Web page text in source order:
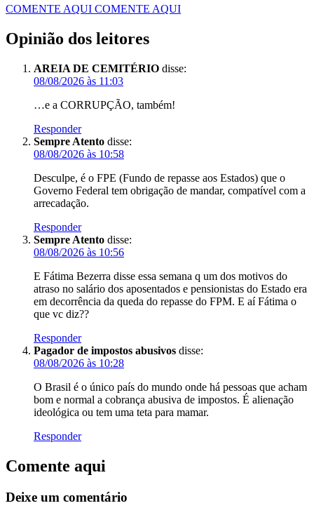
COMENTE AQUI COMENTE AQUI
Opinião dos leitores
AREIA DE CEMITÉRIO disse:
08/08/2026 às 11:03
…e a CORRUPÇÃO, também!
Responder
Sempre Atento disse:
08/08/2026 às 10:58
Desculpe, é o FPE (Fundo de repasse aos Estados) que o
Governo Federal tem obrigação de mandar, compatível com a
arrecadação.
Responder
Sempre Atento disse:
08/08/2026 às 10:56
E Fátima Bezerra disse essa semana q um dos motivos do
atraso no salário dos aposentados e pensionistas do Estado era
em decorrência da queda do repasse do FPM. E aí Fátima o
que vc diz??
Responder
Pagador de impostos abusivos disse:
08/08/2026 às 10:28
O Brasil é o único país do mundo onde há pessoas que acham
bom e normal a cobrança abusiva de impostos. É alienação
ideológica ou tem uma teta para mamar.
Responder
Comente aqui
Deixe um comentário